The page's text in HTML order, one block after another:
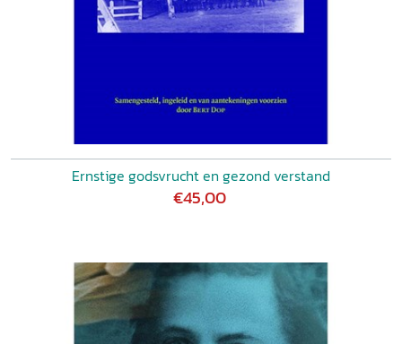
Ernstige godsvrucht en gezond verstand
€45,00